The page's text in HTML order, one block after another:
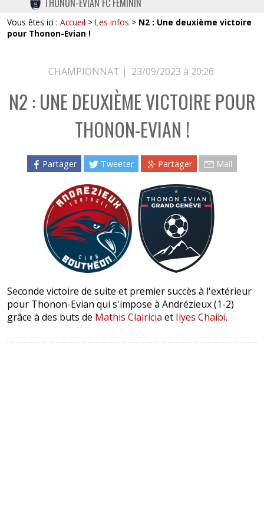
TWITTER
INSTAGRAM
THONON-EVIAN FC FÉMININ
Vous êtes ici : Accueil > Les infos > N2 : Une deuxième victoire
pour Thonon-Evian !
CHAMPIONNAT | 23/09/2023 à 20:26
N2 : UNE DEUXIÈME VICTOIRE POUR
THONON-EVIAN !
Partager Tweeter Partager Mail
Seconde victoire de suite et premier succès à l'extérieur
pour Thonon-Evian qui s'impose à Andrézieux (1-2)
grâce à des buts de Mathis Clairicia et Ilyes Chaibi.